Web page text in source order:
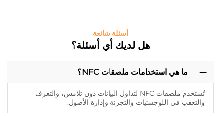
أسئلة شائعة
هل لديك أي أسئلة؟
ما هي استخدامات ملصقات NFC؟
تُستخدم ملصقات NFC لتداول البيانات دون تلامس، والتعرف
والتعقب في اللوجستيات والتجزئة وإدارة الأصول.